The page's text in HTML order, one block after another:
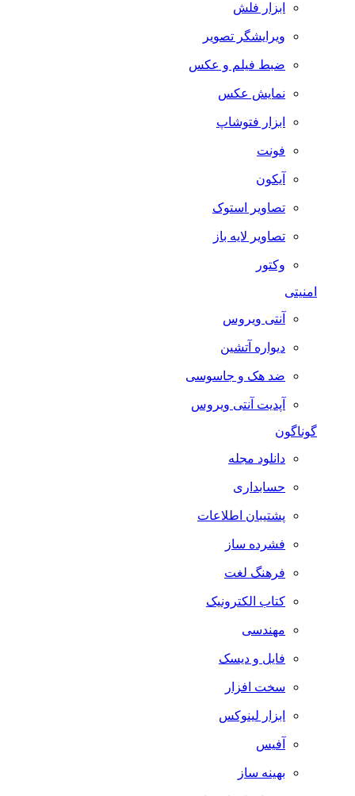
ابزار فلش
ویرایشگر تصویر
ضبط فيلم و عكس
نمایش عکس
ابزار فتوشاپ
فونت
آیکون
تصاویر استوک
تصاویر لایه باز
وکتور
آنتی ویروس
دیواره آتشین
ضد هک و جاسوسی
آپدیت آنتی ویروس
گوناگون
دانلود مجله
حسابداری
پشتیبان اطلاعات
فشرده ساز
فرهنگ لغت
کتاب الکترونیک
مهندسی
فایل و دیسک
سخت افزار
ابزار لینوکس
آفیس
بهینه ساز